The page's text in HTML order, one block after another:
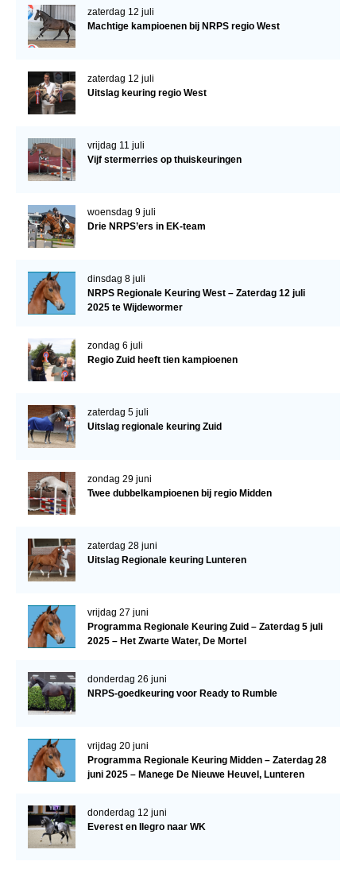
zaterdag 12 juli
Machtige kampioenen bij NRPS regio West
zaterdag 12 juli
Uitslag keuring regio West
vrijdag 11 juli
Vijf stermerries op thuiskeuringen
woensdag 9 juli
Drie NRPS’ers in EK-team
dinsdag 8 juli
NRPS Regionale Keuring West – Zaterdag 12 juli
2025 te Wijdewormer
zondag 6 juli
Regio Zuid heeft tien kampioenen
zaterdag 5 juli
Uitslag regionale keuring Zuid
zondag 29 juni
Twee dubbelkampioenen bij regio Midden
zaterdag 28 juni
Uitslag Regionale keuring Lunteren
vrijdag 27 juni
Programma Regionale Keuring Zuid – Zaterdag 5 juli
2025 – Het Zwarte Water, De Mortel
donderdag 26 juni
NRPS-goedkeuring voor Ready to Rumble
vrijdag 20 juni
Programma Regionale Keuring Midden – Zaterdag 28
juni 2025 – Manege De Nieuwe Heuvel, Lunteren
donderdag 12 juni
Everest en Ilegro naar WK